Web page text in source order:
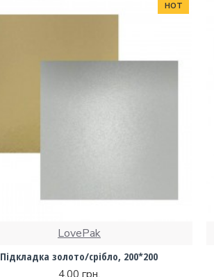
HOT
LovePak
Підкладка золото/срібло, 200*200